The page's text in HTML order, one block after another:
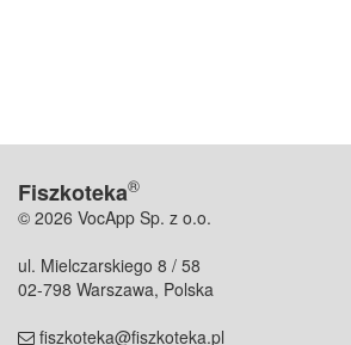
Fiszkoteka®
© 2026 VocApp Sp. z o.o.
ul. Mielczarskiego 8 / 58
02-798 Warszawa, Polska
fiszkoteka@fiszkoteka.pl